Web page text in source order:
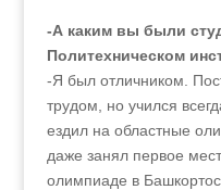
-А каким вы были
Политехническом
-Я был отличником.
трудом, но учился
ездил на областные
даже занял первое
олимпиаде в